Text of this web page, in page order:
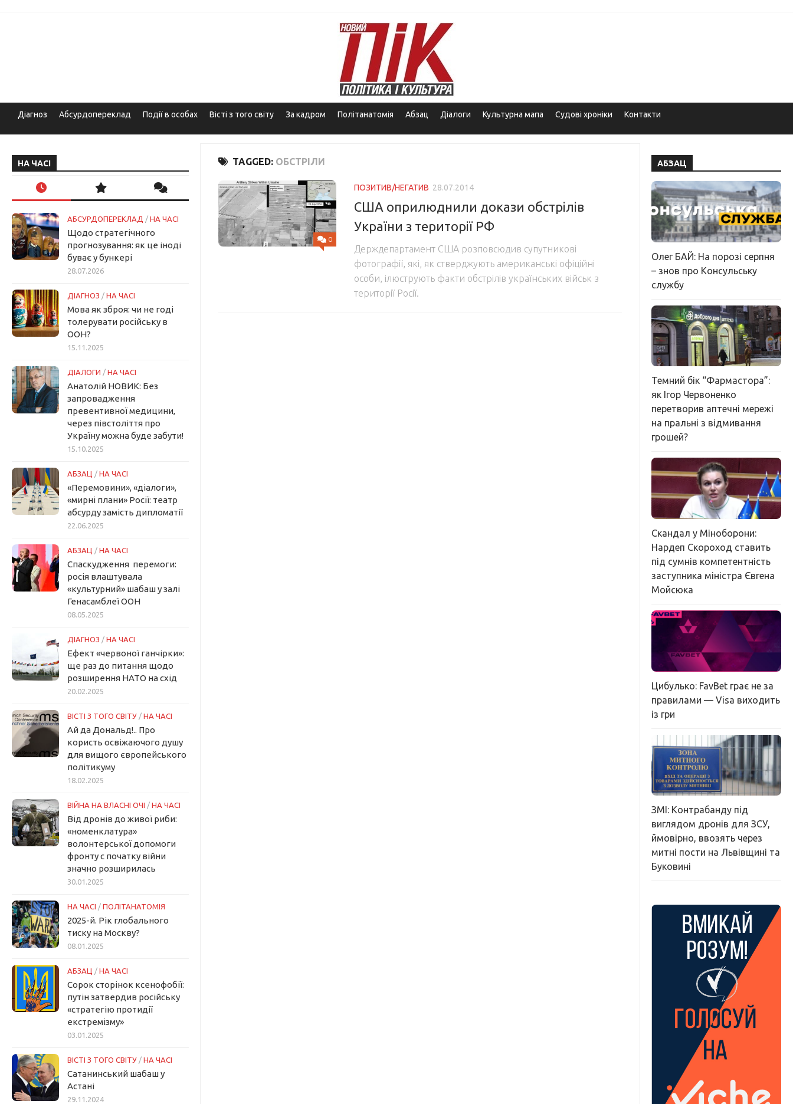
Діагноз Абсурдопереклад Події в особах Вісті з того світу За кадром Політанатомія Абзац Діалоги Культурна мапа Судові хроніки Контакти
TAGGED: ОБСТРІЛИ
0
ПОЗИТИВ/НЕГАТИВ 28.07.2014
США оприлюднили докази обстрілів
України з території РФ
Держдепартамент США розповсюдив супутникові
фотографії, які, як стверджують американські офіційні
особи, ілюструють факти обстрілів українських військ з
території Росії.
НА ЧАСІ
АБСУРДОПЕРЕКЛАД / НА ЧАСІ
Щодо стратегічного
прогнозування: як це іноді
буває у бункері
28.07.2026
ДІАГНОЗ / НА ЧАСІ
Мова як зброя: чи не годі
толерувати російську в
ООН?
15.11.2025
ДІАЛОГИ / НА ЧАСІ
Анатолій НОВИК: Без
запровадження
превентивної медицини,
через півстоліття про
Україну можна буде забути!
15.10.2025
АБЗАЦ / НА ЧАСІ
«Перемовини», «діалоги»,
«мирні плани» Росії: театр
абсурду замість дипломатії
22.06.2025
АБЗАЦ / НА ЧАСІ
Спаскудження перемоги:
росія влаштувала
«культурний» шабаш у залі
Генасамблеї ООН
08.05.2025
ДІАГНОЗ / НА ЧАСІ
Ефект «червоної ганчірки»:
ще раз до питання щодо
розширення НАТО на схід
20.02.2025
ВІСТІ З ТОГО СВІТУ / НА ЧАСІ
Ай да Дональд!.. Про
користь освіжаючого душу
для вищого європейського
політикуму
18.02.2025
ВІЙНА НА ВЛАСНІ ОЧІ / НА ЧАСІ
Від дронів до живої риби:
«номенклатура»
волонтерської допомоги
фронту с початку війни
значно розширилась
30.01.2025
НА ЧАСІ / ПОЛІТАНАТОМІЯ
2025-й. Рік глобального
тиску на Москву?
08.01.2025
АБЗАЦ / НА ЧАСІ
Сорок сторінок ксенофобії:
путін затвердив російську
«стратегію протидії
екстремізму»
03.01.2025
ВІСТІ З ТОГО СВІТУ / НА ЧАСІ
Сатанинський шабаш у
Астані
29.11.2024
АБЗАЦ
Олег БАЙ: На порозі серпня
– знов про Консульську
службу
Темний бік “Фармастора”:
як Ігор Червоненко
перетворив аптечні мережі
на пральні з відмивання
грошей?
Скандал у Міноборони:
Нардеп Скороход ставить
під сумнів компетентність
заступника міністра Євгена
Мойсюка
Цибулько: FavBet грає не за
правилами — Visa виходить
із гри
ЗМІ: Контрабанду під
виглядом дронів для ЗСУ,
ймовірно, ввозять через
митні пости на Львівщині та
Буковині